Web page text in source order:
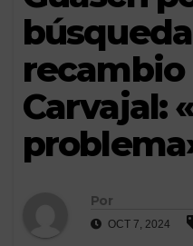
recambio
Carvajal:
Por
OCT 7, 2024